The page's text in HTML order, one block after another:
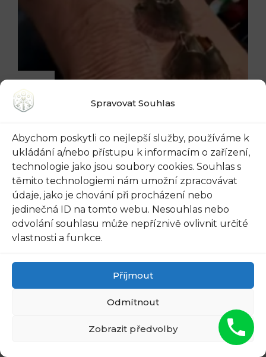
Spravovat Souhlas
Abychom poskytli co nejlepší služby, používáme k
ukládání a/nebo přístupu k informacím o zařízení,
technologie jako jsou soubory cookies. Souhlas s
těmito technologiemi nám umožní zpracovávat
údaje, jako je chování při procházení nebo
jedinečná ID na tomto webu. Nesouhlas nebo
odvolání souhlasu může nepříznivě ovlivnit určité
vlastnosti a funkce.
Příjmout
Odmítnout
Zobrazit předvolby
5 HIDDEN SIGNS YOU HAVE
WORMS INSIDE YOUR BODY